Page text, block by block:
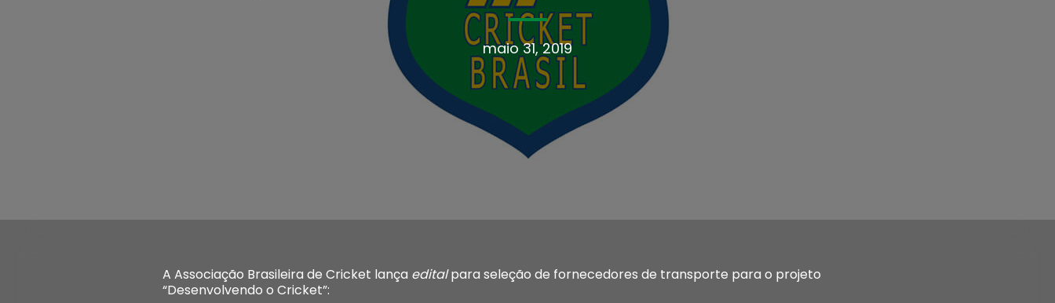
maio 31, 2019
A Associação Brasileira de Cricket lança editalpara seleção de fornecedores de transporte para o projeto
“Desenvolvendo o Cricket”: